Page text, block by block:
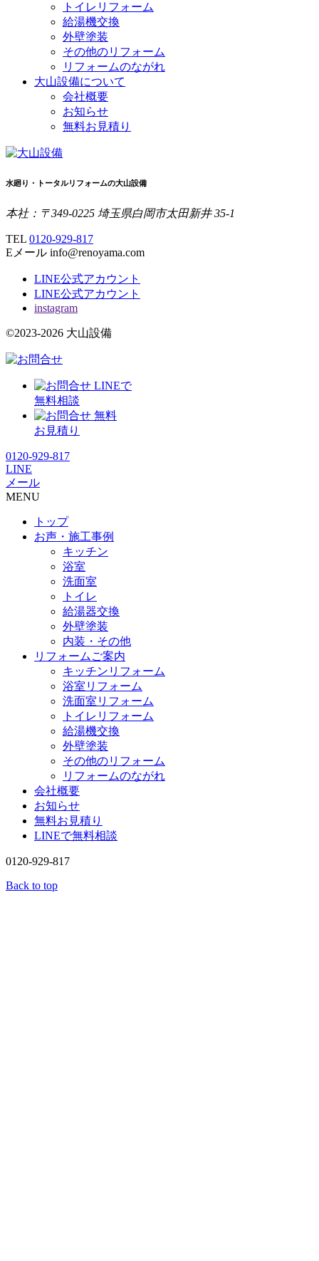
トイレリフォーム
給湯機交換
外壁塗装
その他のリフォーム
リフォームのながれ
大山設備について
会社概要
お知らせ
無料お見積り
水廻り・トータルリフォームの大山設備
本社：〒349-0225 埼玉県白岡市太田新井 35-1
TEL 0120-929-817
Eメール info@renoyama.com
LINE公式アカウント
LINE公式アカウント
instagram
©2023-2026 大山設備
LINEで
無料相談
無料
お見積り
0120-929-817
LINE
メール
MENU
トップ
お声・施工事例
キッチン
浴室
洗面室
トイレ
給湯器交換
外壁塗装
内装・その他
リフォームご案内
キッチンリフォーム
浴室リフォーム
洗面室リフォーム
トイレリフォーム
給湯機交換
外壁塗装
その他のリフォーム
リフォームのながれ
会社概要
お知らせ
無料お見積り
LINEで無料相談
0120-929-817
Back to top